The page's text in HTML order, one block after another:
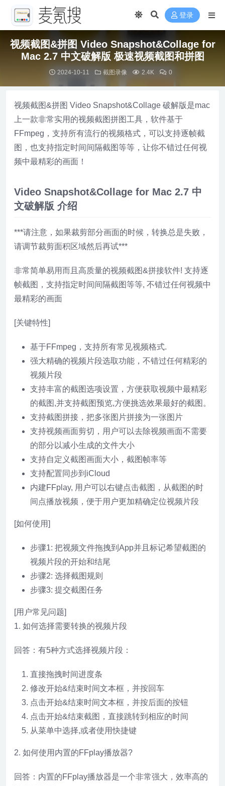
登录
视频截图&拼图 Video Snapshot&Collage for
Mac 2.7 中文破解版 极速视频截图和拼图
2024-10-11 截图录像 2.4K 0
视频截图&拼图 Video Snapshot&Collage 破解版是mac
上一款非常实用的视频截图拼图工具，软件基于
FFmpeg，支持所有流行的视频格式，可以支持逐帧截
图，也支持指定时间间隔截图等等，让你不错过任何视
频中最精彩的画面！
Video Snapshot&Collage for Mac 2.7 中
文破解版 介绍
***请注意，如果裁剪部分画面的时候，转换总是失败，
请调节裁剪面积区域然后再试***
非常简单易用而且高质量的视频截图&拼接软件! 支持逐
帧截图，支持指定时间间隔截图等等, 不错过任何视频中
最精彩的画面
[关键特性]
基于FFmpeg，支持所有常见视频格式.
强大精确的视频片段选取功能，不错过任何精彩的
视频片段
支持丰富的截图选项设置，方便获取视频中最精彩
的截图,并支持截图预览,方便挑选效果最好的截图。
支持截图拼接，把多张图片拼接为一张图片
支持视频画面剪切，用户可以去除视频画面不需要
的部分以减小生成的文件大小
支持自定义截图画面大小，截图帧率等
支持配置同步到iCloud
内建FFplay, 用户可以右键点击截图，从截图的时
间点播放视频，便于用户更加精确定位视频片段
[如何使用]
步骤1: 把视频文件拖拽到App并且标记希望截图的
视频片段的开始和结尾
步骤2: 选择截图规则
步骤3: 提交截图任务
[用户常见问题]
1. 如何选择需要转换的视频片段
回答：有5种方式选择视频片段：
直接拖拽时间进度条
修改开始&结束时间文本框，并按回车
点击开始&结束时间文本框，并按后面的按钮
点击开始&结束截图，直接跳转到相应的时间
从菜单中选择,或者使用快捷键
2. 如何使用内置的FFplay播放器?
回答：内置的FFplay播放器是一个非常强大，效率高的